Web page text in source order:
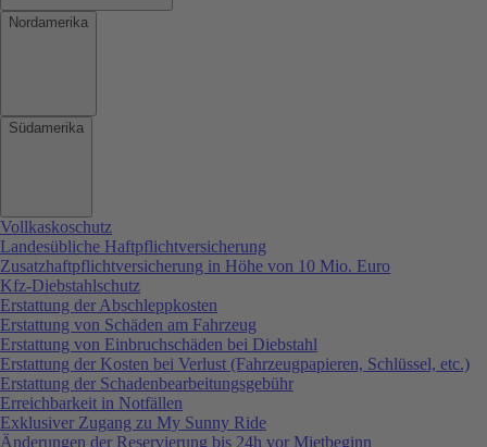
Nordamerika
Südamerika
Vollkaskoschutz
Landesübliche Haftpflichtversicherung
Zusatzhaftpflichtversicherung in Höhe von 10 Mio. Euro
Kfz-Diebstahlschutz
Erstattung der Abschleppkosten
Erstattung von Schäden am Fahrzeug
Erstattung von Einbruchschäden bei Diebstahl
Erstattung der Kosten bei Verlust (Fahrzeugpapieren, Schlüssel, etc.)
Erstattung der Schadenbearbeitungsgebühr
Erreichbarkeit in Notfällen
Exklusiver Zugang zu My Sunny Ride
Änderungen der Reservierung bis 24h vor Mietbeginn